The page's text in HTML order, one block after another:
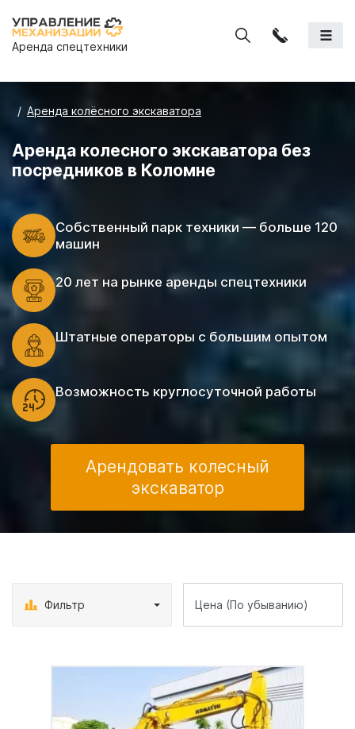
Аренда спецтехники
Аренда колёсного экскаватора
Аренда колесного экскаватора без
посредников в Коломне
Cобственный парк техники — больше 120
машин
20 лет на рынке аренды спецтехники
Штатные операторы с большим опытом
Возможность круглосуточной работы
Арендовать колесный
экскаватор
Фильтр